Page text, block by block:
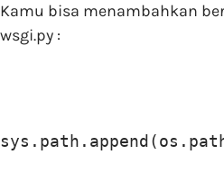
Kamu bisa menambahkan
wsgi.py :